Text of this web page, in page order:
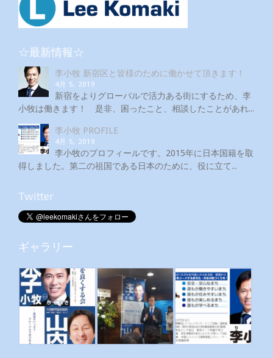
☆最新情報☆
李小牧 新宿区と皆様のために働かせて頂きます！
4月 5, 2019
新宿をよりグローバルで活力ある街にするため、李
小牧は働きます！ 是非、困ったこと、相談したことがあれ...
李小牧 PROFILE
4月 5, 2019
李小牧のプロフィールです。2015年に日本国籍を取
得しました。第二の祖国である日本のために、役に立て...
Twitter
ギャラリー